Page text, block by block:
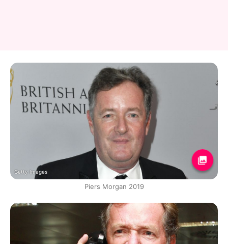
Getty Images
Piers Morgan 2019